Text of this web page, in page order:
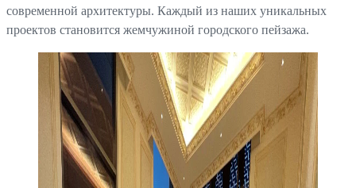
современной архитектуры. Каждый из наших уникальных
проектов становится жемчужиной городского пейзажа.